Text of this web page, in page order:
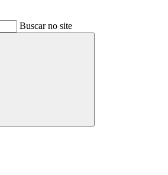
Buscar no site
Buscar